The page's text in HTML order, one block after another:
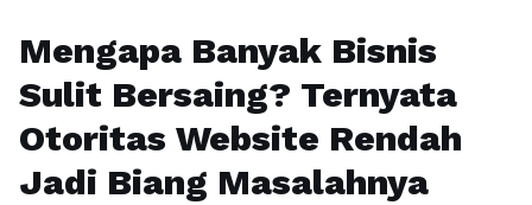
Mengapa Banyak Bisnis
Sulit Bersaing? Ternyata
Otoritas Website Rendah
Jadi Biang Masalahnya